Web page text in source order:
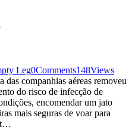
Leg0Comments148Views
companhias aéreas removeu
do risco de infecção de
encomendar um jato
mais seguras de voar para